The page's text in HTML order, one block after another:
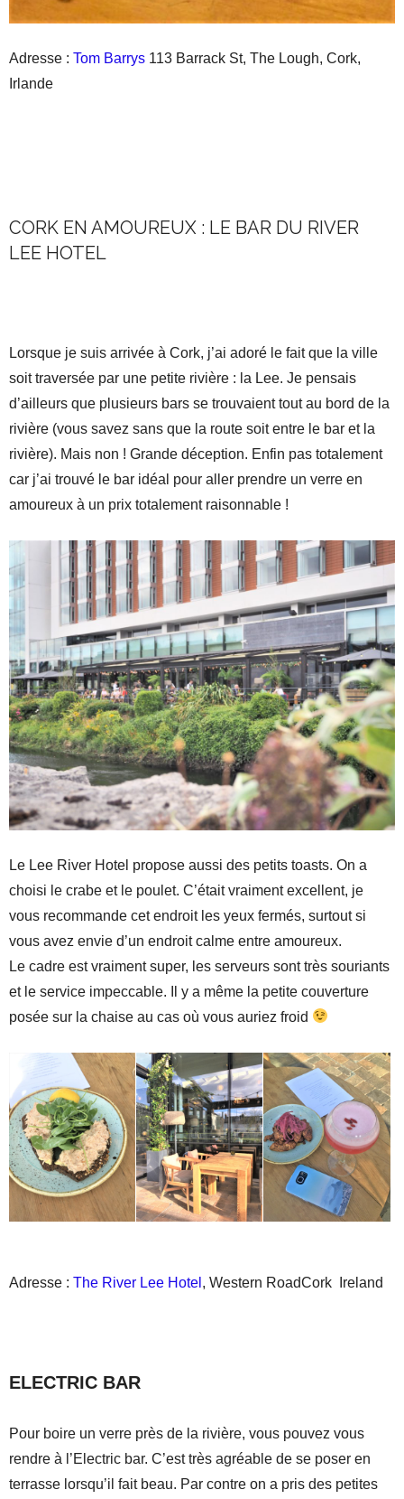
Adresse : Tom Barrys 113 Barrack St, The Lough, Cork,
Irlande
CORK EN AMOUREUX : LE BAR DU RIVER
LEE HOTEL
Lorsque je suis arrivée à Cork, j’ai adoré le fait que la ville
soit traversée par une petite rivière : la Lee. Je pensais
d’ailleurs que plusieurs bars se trouvaient tout au bord de la
rivière (vous savez sans que la route soit entre le bar et la
rivière). Mais non ! Grande déception. Enfin pas totalement
car j’ai trouvé le bar idéal pour aller prendre un verre en
amoureux à un prix totalement raisonnable !
Le Lee River Hotel propose aussi des petits toasts. On a
choisi le crabe et le poulet. C’était vraiment excellent, je
vous recommande cet endroit les yeux fermés, surtout si
vous avez envie d’un endroit calme entre amoureux.
Le cadre est vraiment super, les serveurs sont très souriants
et le service impeccable. Il y a même la petite couverture
posée sur la chaise au cas où vous auriez froid
Adresse : The River Lee Hotel , Western RoadCork Ireland
ELECTRIC BAR
Pour boire un verre près de la rivière, vous pouvez vous
rendre à l’Electric bar. C’est très agréable de se poser en
terrasse lorsqu’il fait beau. Par contre on a pris des petites